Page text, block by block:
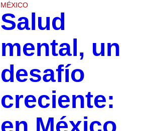
MÉXICO
Salud
mental, un
desafío
creciente:
en México